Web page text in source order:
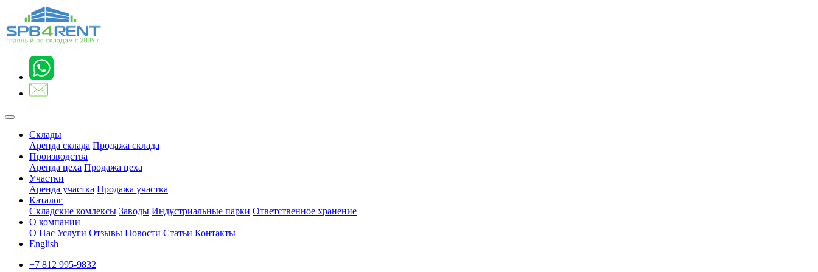
Склады
Аренда склада Продажа склада
Производства
Аренда цеха Продажа цеха
Участки
Аренда участка Продажа участка
Каталог
Складские комлексы Заводы Индустриальные парки Ответственное хранение
О компании
О Нас Услуги Отзывы Новости Статьи Контакты
English
+7 812 995-9832